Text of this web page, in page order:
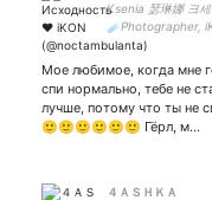
Ksenia 瑟琳娜 크
☄️Photographer,
Teume 💎
Мое любимое, когда мне
спи нормально, тебе не
лучше, потому что ты не
🙂🙂🙂🙂🙂🙂 Гёрл, м…
４ＡＳＨＫＡ